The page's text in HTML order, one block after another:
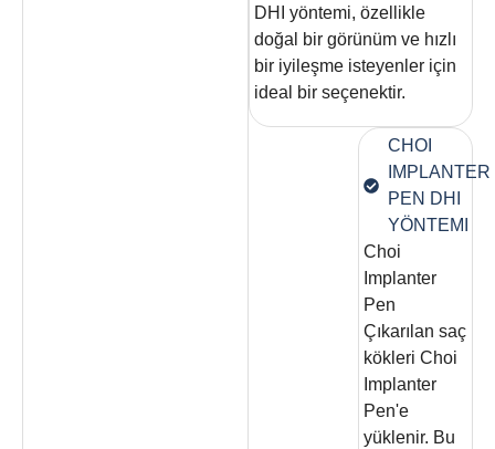
DHI yöntemi, özellikle
doğal bir görünüm ve hızlı
bir iyileşme isteyenler için
ideal bir seçenektir.
CHOI
IMPLANTER
PEN DHI
YÖNTEMI
Choi
Implanter
Pen
Çıkarılan saç
kökleri Choi
Implanter
Pen'e
yüklenir. Bu